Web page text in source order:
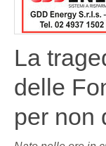
La
delle
per non